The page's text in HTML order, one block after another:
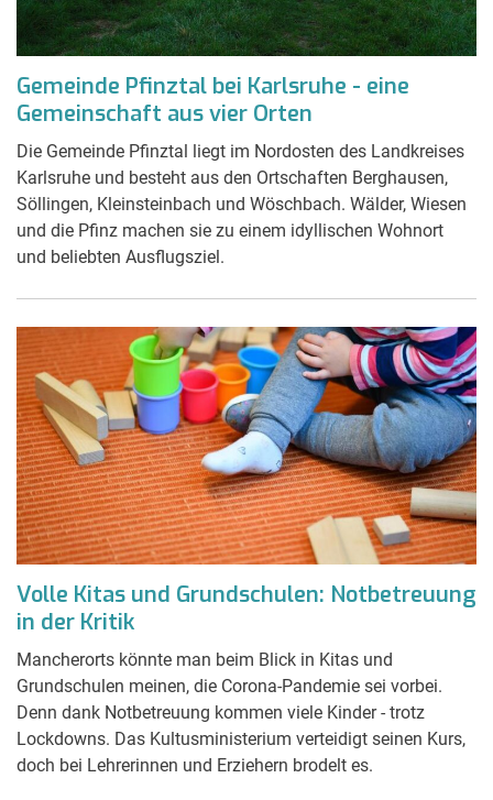
Gemeinde Pfinztal bei Karlsruhe - eine
Gemeinschaft aus vier Orten
Die Gemeinde Pfinztal liegt im Nordosten des Landkreises
Karlsruhe und besteht aus den Ortschaften Berghausen,
Söllingen, Kleinsteinbach und Wöschbach. Wälder, Wiesen
und die Pfinz machen sie zu einem idyllischen Wohnort
und beliebten Ausflugsziel.
Volle Kitas und Grundschulen: Notbetreuung
in der Kritik
Mancherorts könnte man beim Blick in Kitas und
Grundschulen meinen, die Corona-Pandemie sei vorbei.
Denn dank Notbetreuung kommen viele Kinder - trotz
Lockdowns. Das Kultusministerium verteidigt seinen Kurs,
doch bei Lehrerinnen und Erziehern brodelt es.